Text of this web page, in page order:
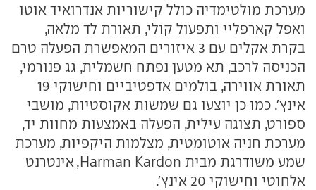
מערכת מולטימדיה כולל קישוריות אנדרואיד אוטו
ואפל קארפליי ותפעול קולי, תאורת לד מלאה,
בקרת אקלים עם 3 איזורים המאפשרת הפעלה טרם
הכניסה לרכב, תא מטען נפתח חשמלית, גג פנורמי,
תאורת אווירה, בולמים אדפטיביים וחישוקי 19
אינץ'. כמו כן יוצעו גם שמשות אקוסטיות, מושבי
ספורט, תצוגה עילית, הפעלה באמצעות מחוות יד,
מערכת חניה אוטומטית, מצלמות היקפיות, מערכת
שמע משודרגת מבית Harman Kardon, אינטרנט
אלחוטי וחישוקי 20 אינץ'.